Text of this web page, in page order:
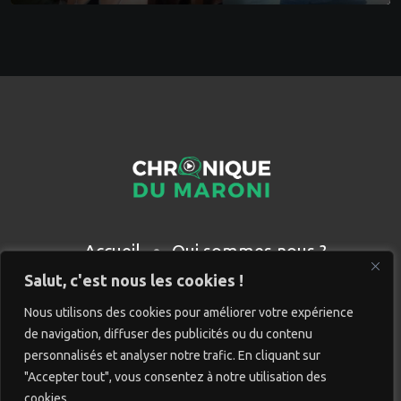
Salut, c'est nous les cookies !
Nous utilisons des cookies pour améliorer votre expérience
de navigation, diffuser des publicités ou du contenu
personnalisés et analyser notre trafic. En cliquant sur
"Accepter tout", vous consentez à notre utilisation des
Accueil
Qui sommes nous ?
Partenaires
Contact